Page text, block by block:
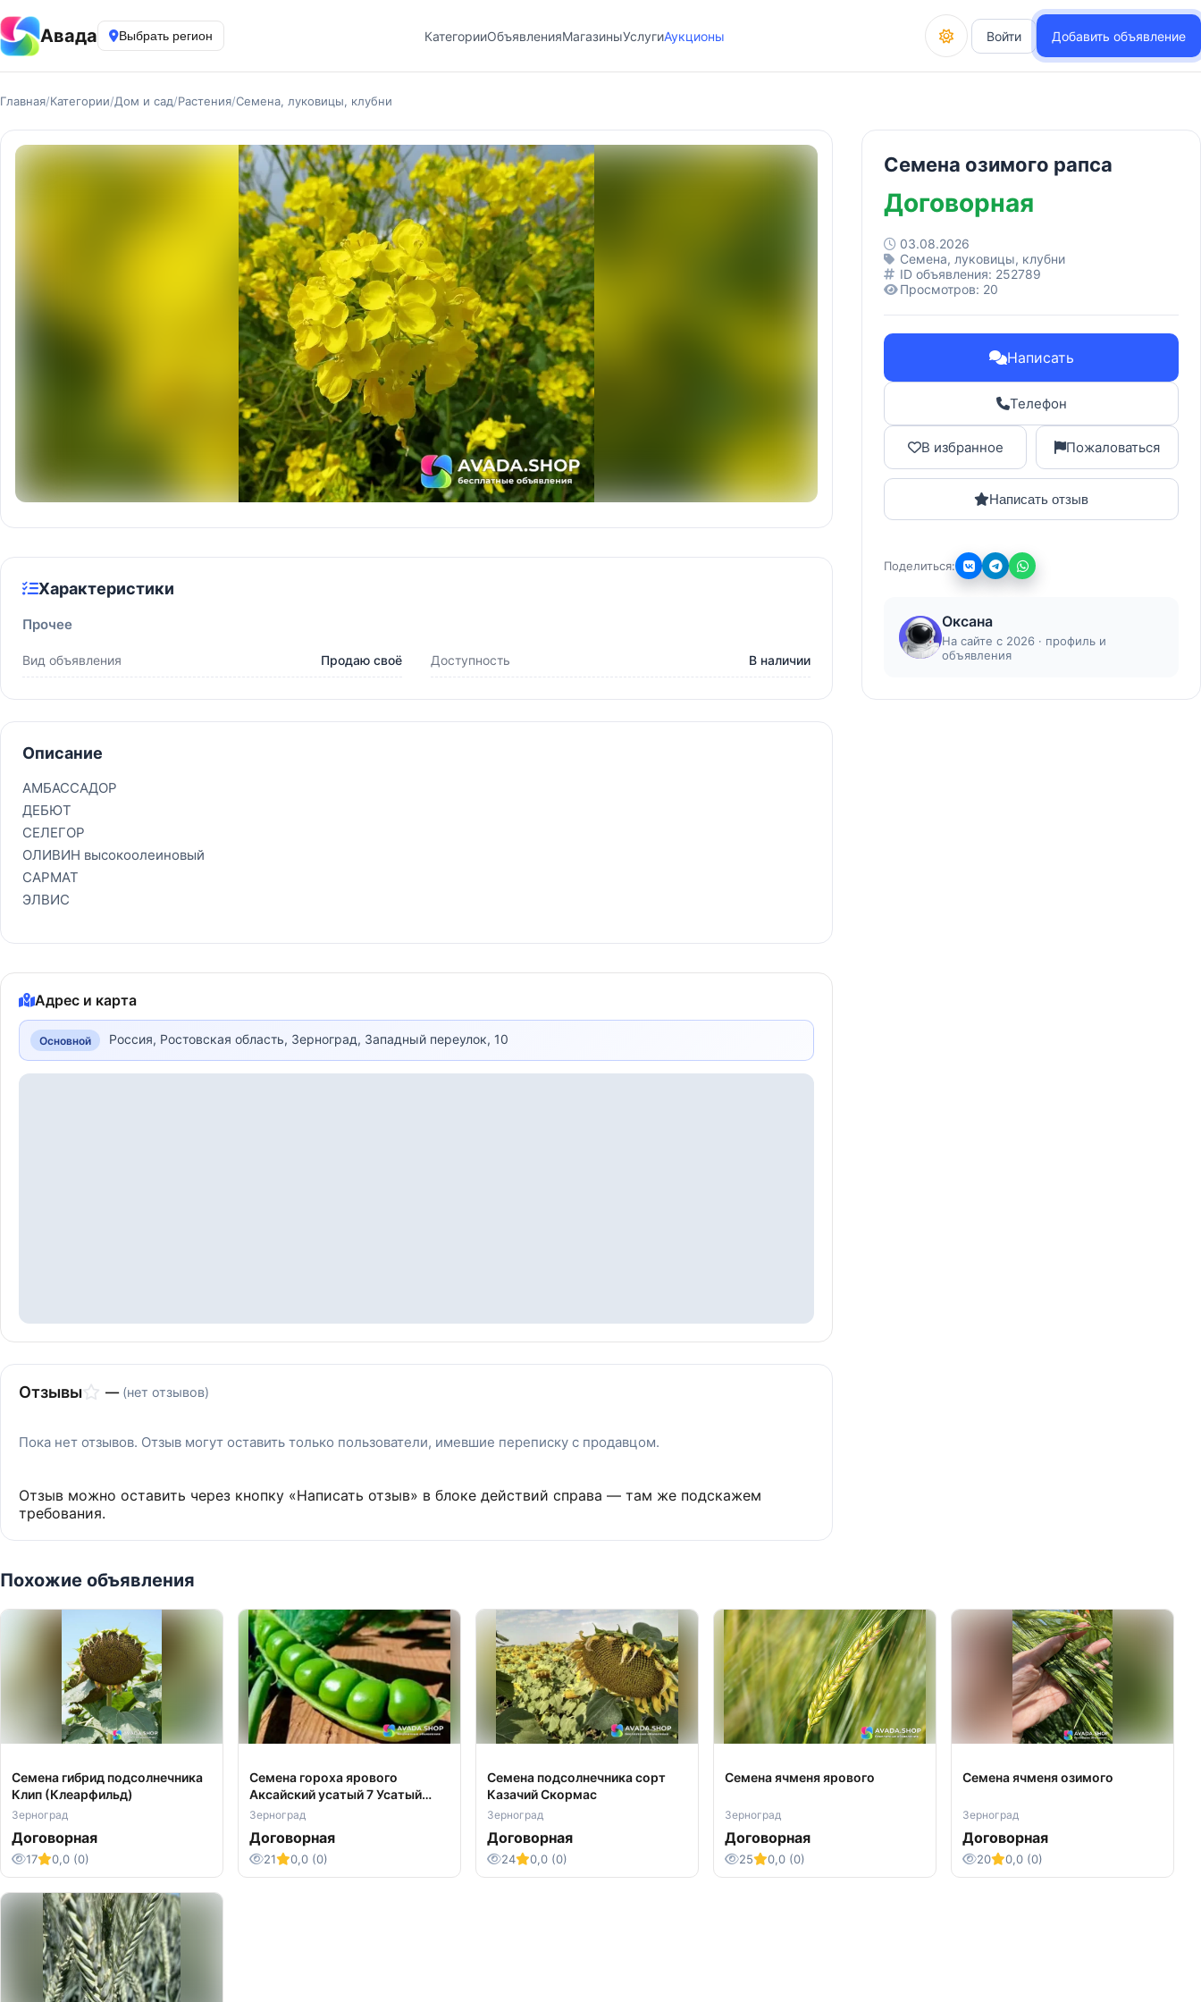
Авада Выбрать регион КатегорииОбъявленияМагазиныУслугиАукционы Войти Добавить объявление
Главная/Категории/Дом и сад/Растения/Семена, луковицы, клубни
Договорная
Семена озимого рапса
03.08.2026
Семена, луковицы, клубни
ID объявления: 252789
Просмотров: 20
Написать
Телефон
В избранное Пожаловаться
Написать отзыв
Поделиться:
Оксана
На сайте с 2026 · профиль и
объявления
Характеристики
Прочее
Вид объявления Продаю своё Доступность В наличии
Описание
АМБАССАДОР
ДЕБЮТ
СЕЛЕГОР
ОЛИВИН высокоолеиновый
САРМАТ
ЭЛВИС
Адрес и карта
Основной Россия, Ростовская область, Зерноград, Западный переулок, 10
Отзывы — (нет отзывов)
Пока нет отзывов. Отзыв могут оставить только пользователи, имевшие переписку с продавцом.
Отзыв можно оставить через кнопку «Написать отзыв» в блоке действий справа — там же подскажем
требования.
Похожие объявления
Семена гибрид подсолнечника
Клип (Клеарфильд)
Зерноград
Договорная
17 0,0 (0)
Семена гороха ярового
Аксайский усатый 7 Усатый
кормовой
Зерноград
Договорная
21 0,0 (0)
Семена подсолнечника сорт
Казачий Скормас
Зерноград
Договорная
24 0,0 (0)
Семена ячменя ярового
Зерноград
Договорная
25 0,0 (0)
Семена ячменя озимого
Зерноград
Договорная
20 0,0 (0)